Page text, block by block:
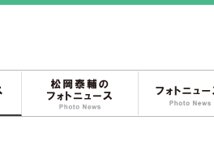
経済ニュース